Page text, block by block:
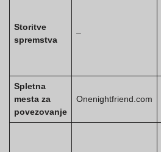
Storitve
spremstva
–
Spletna
mesta za
povezovanje
Onenightfriend.com